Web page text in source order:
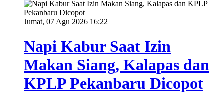
Jumat, 07 Agu 2026 16:22
Napi Kabur Saat Izin
Makan Siang, Kalapas dan
KPLP Pekanbaru Dicopot